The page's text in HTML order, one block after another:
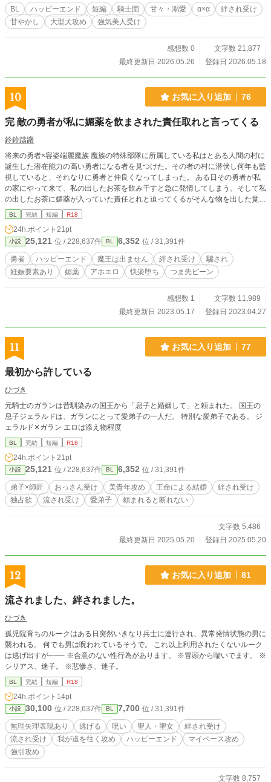
ぶ軽め（当社比）の、 甘々いちゃいちゃレオナルド×コルト
短編です。 ⸻ ※5/26完結しました！応援感謝です！ ※ア
フターストーリーは別作品で公開中 ※生成AI表紙を使用して
BL ハッピーエンド 短編 騎士団 甘々・溺愛 α×α
絆され受け
甘やかし
大型犬攻め 強気美人受け
感想数 0
文字数 21,877
最終更新日 2026.05.26
登録日 2026.05.18
10 お気に入り追加 76
完 敵の勇者が私に媚薬を飲まされた責任取れと言ってくる
鈴鈴躊躇
将来の勇者×容姿端麗魔族 魔族の特殊部隊に所属している私はとある人間の村に
誕生した潜在能力の高い勇者になる者を見つけた。その者の村に潜伏し何年も監
視していると、それなりに勇者と仲良くなってしまった。 ある日その勇者が私
の家にやって来て、私の出したお茶を飲み干すと急に発情してしまう。そして私
の出したお茶に媚薬が入っていた責任とれと迫ってくるがそんな物を出した覚え
はない。どうすればいい？誤字脱字報告有難う御座います。他サイトでも掲載し
てます。今回喘ぎ声メーカーを使用しました。R18の回には※がついています。
BL 完結 短編 R18
24h.ポイント 21pt
小説 25,121 位 / 228,637件 BL 6,352 位 / 31,391件
勇者 ハッピーエンド 魔王は出ません 絆され受け
騙され
妊娠要素あり
媚薬 アホエロ 快楽堕ち つま先ピーン
感想数 1
文字数 11,989
最終更新日 2023.05.17
登録日 2023.04.27
11 お気に入り追加 77
最初から許している
ひづき
元騎士のガランは昔馴染みの国王から「息子と婚姻して」と頼まれた。 国王の
息子ジェラルドは、ガランにとって愛弟子の一人だ。 特別な愛弟子である。 ジ
ェラルド✕ガラン エロは添え物程度
BL 完結 短編 R18
24h.ポイント 21pt
小説 25,121 位 / 228,637件 BL 6,352 位 / 31,391件
弟子×師匠 おっさん受け 美青年攻め 王命による結婚
絆され受け
独占欲
流され受け 愛弟子 頼まれると断れない
文字数 5,486
最終更新日 2025.05.20
登録日 2025.05.20
12 お気に入り追加 81
流されました、絆されました。
ひづき
孤児院育ちのルークはある日突然いきなり兵士に連行され、異常発情状態の男に
襲われる。 何でも男は呪われているそうで。 これ以上利用されたくないルーク
は逃げ出すが─── ※合意のない性行為があります。 ※冒頭から喘いでます。 ※
シリアス、迷子。 ※悲惨さ、迷子。
BL 完結 短編 R18
24h.ポイント 14pt
小説 30,100 位 / 228,637件 BL 7,700 位 / 31,391件
無理矢理表現あり 逃げる 呪い 聖人・聖女
絆され受け
流され受け
我が道を往く攻め ハッピーエンド
マイペース攻め
強引攻め
文字数 8,757